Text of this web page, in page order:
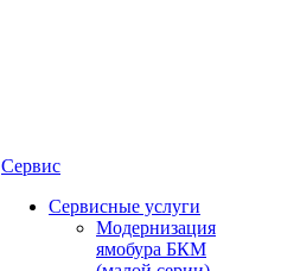
Сервис
Сервисные услуги
Модернизация
ямобура БКМ